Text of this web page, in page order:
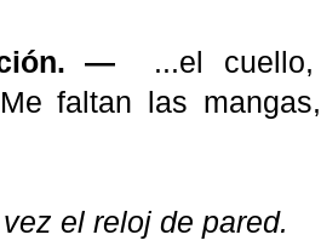
—
...el
faltan las
el reloj de pared.